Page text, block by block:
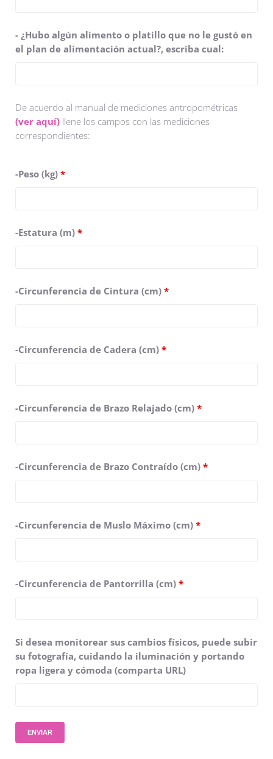
- ¿Hubo algún alimento o platillo que no le gustó en
el plan de alimentación actual?, escriba cual:
De acuerdo al manual de mediciones antropométricas
(ver aquí) llene los campos con las mediciones
correspondientes:
-Peso (kg) *
-Estatura (m) *
-Circunferencia de Cintura (cm) *
-Circunferencia de Cadera (cm) *
-Circunferencia de Brazo Relajado (cm) *
-Circunferencia de Brazo Contraído (cm) *
-Circunferencia de Muslo Máximo (cm) *
-Circunferencia de Pantorrilla (cm) *
Si desea monitorear sus cambios físicos, puede subir
su fotografía, cuidando la iluminación y portando
ropa ligera y cómoda (comparta URL)